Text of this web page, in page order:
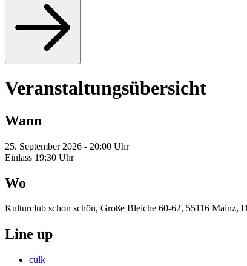
Veranstaltungsübersicht
Wann
25. September 2026 - 20:00 Uhr
Einlass 19:30 Uhr
Wo
Kulturclub schon schön, Große Bleiche 60-62, 55116 Mainz,
Line up
culk